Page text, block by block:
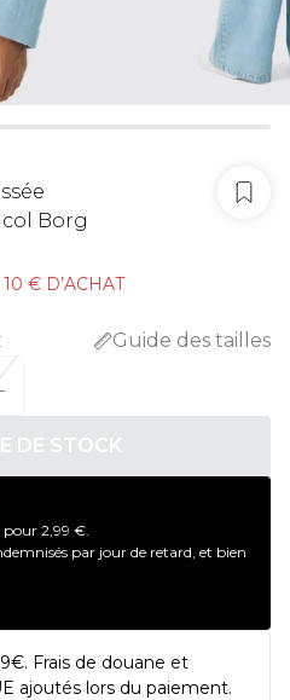
Borg
€ D’ACHAT
:
Guide des tailles
DE STOCK
2,99 €.
par jour de retard, et bien
Frais de douane et
ajoutés lors du paiement.